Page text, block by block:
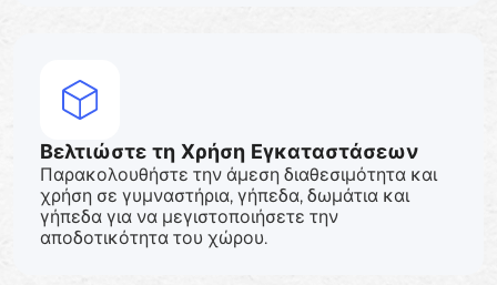
Βελτιώστε τη Χρήση Εγκαταστάσεων
Παρακολουθήστε την άμεση διαθεσιμότητα και
χρήση σε γυμναστήρια, γήπεδα, δωμάτια και
γήπεδα για να μεγιστοποιήσετε την
αποδοτικότητα του χώρου.